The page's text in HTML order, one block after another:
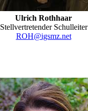
Ulrich Rothhaar
Stellvertretender Schulleiter
ROH@igsmz.net